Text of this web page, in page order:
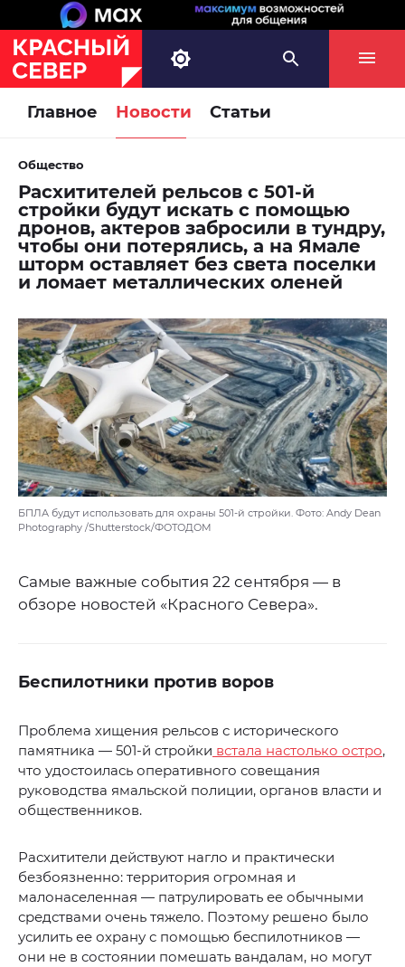
Главное Новости Статьи
Общество
Расхитителей рельсов с 501-й
стройки будут искать с помощью
дронов, актеров забросили в тундру,
чтобы они потерялись, а на Ямале
шторм оставляет без света поселки
и ломает металлических оленей
БПЛА будут использовать для охраны 501-й стройки. Фото: Andy Dean
Photography /Shutterstock/ФОТОДОМ
Самые важные события 22 сентября — в
обзоре новостей «Красного Севера».
Беспилотники против воров
Проблема хищения рельсов с исторического
памятника — 501-й стройки встала настолько остро,
что удостоилась оперативного совещания
руководства ямальской полиции, органов власти и
общественников.
Расхитители действуют нагло и практически
безбоязненно: территория огромная и
малонаселенная — патрулировать ее обычными
средствами очень тяжело. Поэтому решено было
усилить ее охрану с помощью беспилотников —
они не в состоянии помешать вандалам, но могут